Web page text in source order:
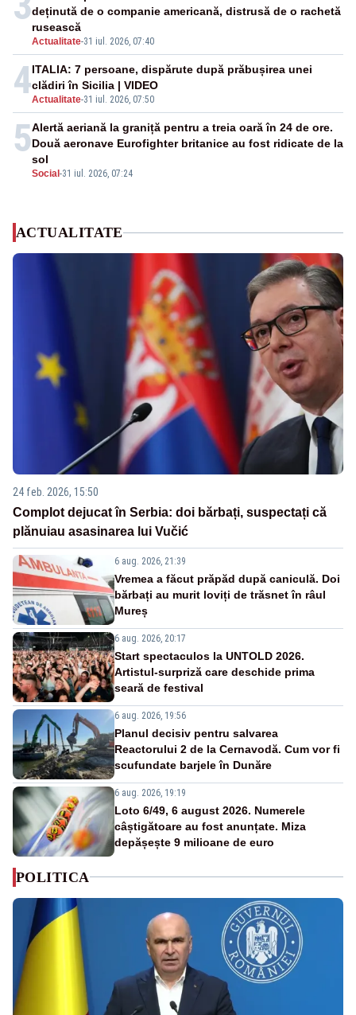
Actualitate-31 iul. 2026, 07:40
deținută de o companie americană, distrusă de o rachetă
rusească
4Actualitate-31 iul. 2026, 07:50
ITALIA: 7 persoane, dispărute după prăbușirea unei
clădiri în Sicilia | VIDEO
5
Social -31 iul. 2026, 07:24
Alertă aeriană la graniță pentru a treia oară în 24 de ore.
Două aeronave Eurofighter britanice au fost ridicate de la
sol
ACTUALITATE
24 feb. 2026, 15:50
Complot dejucat în Serbia: doi bărbați, suspectați că
plănuiau asasinarea lui Vučić
6 aug. 2026, 21:39
Vremea a făcut prăpăd după caniculă. Doi
bărbați au murit loviți de trăsnet în râul
Mureș
6 aug. 2026, 20:17
Start spectaculos la UNTOLD 2026.
Artistul-surpriză care deschide prima
seară de festival
6 aug. 2026, 19:56
Planul decisiv pentru salvarea
Reactorului 2 de la Cernavodă. Cum vor fi
scufundate barjele în Dunăre
6 aug. 2026, 19:19
Loto 6/49, 6 august 2026. Numerele
câștigătoare au fost anunțate. Miza
depășește 9 milioane de euro
POLITICA